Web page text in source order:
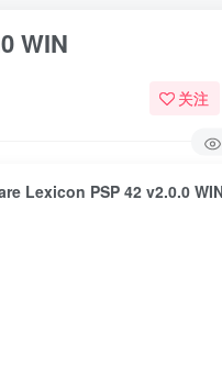
WIN
关注
Lexicon PSP 42 v2.0.0